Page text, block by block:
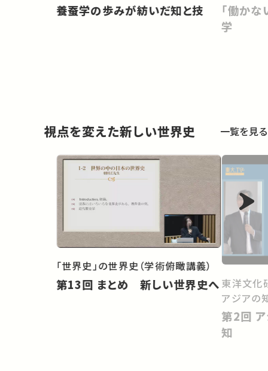
養蚕学の歩みが紡いだ知と技
「働か
学
視点を変えた新しい世界史 一覧を見る
「世界史」の世界史（学術俯瞰講義）
第13回 まとめ 新しい世界史へ 東洋文
アジアの
第2回 アジアを越えて循環する
知